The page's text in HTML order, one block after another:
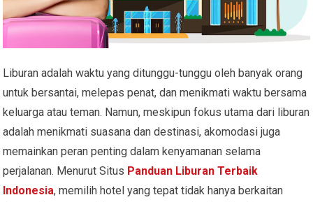
Liburan adalah waktu yang ditunggu-tunggu oleh banyak orang
untuk bersantai, melepas penat, dan menikmati waktu bersama
keluarga atau teman. Namun, meskipun fokus utama dari liburan
adalah menikmati suasana dan destinasi, akomodasi juga
memainkan peran penting dalam kenyamanan selama
perjalanan. Menurut Situs Panduan Liburan Terbaik
Indonesia, memilih hotel yang tepat tidak hanya berkaitan